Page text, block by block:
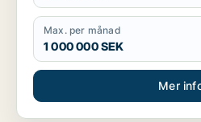
Max. per månad
1 000 000 SEK
Mer